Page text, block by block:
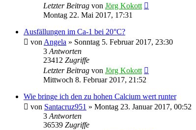
Letzter Beitrag von Jörg Kokott
Montag 22. Mai 2017, 17:31
Ausfällungen im Ca-1 bei 20°C?
von Angela » Sonntag 5. Februar 2017, 23:30
3 Antworten
23412 Zugriffe
Letzter Beitrag von Jörg Kokott
Mittwoch 8. Februar 2017, 21:52
Wie bringe ich den zu hohen Calcium wert runter
von Santacruz951 » Montag 23. Januar 2017, 00:52
3 Antworten
36539 Zugriffe